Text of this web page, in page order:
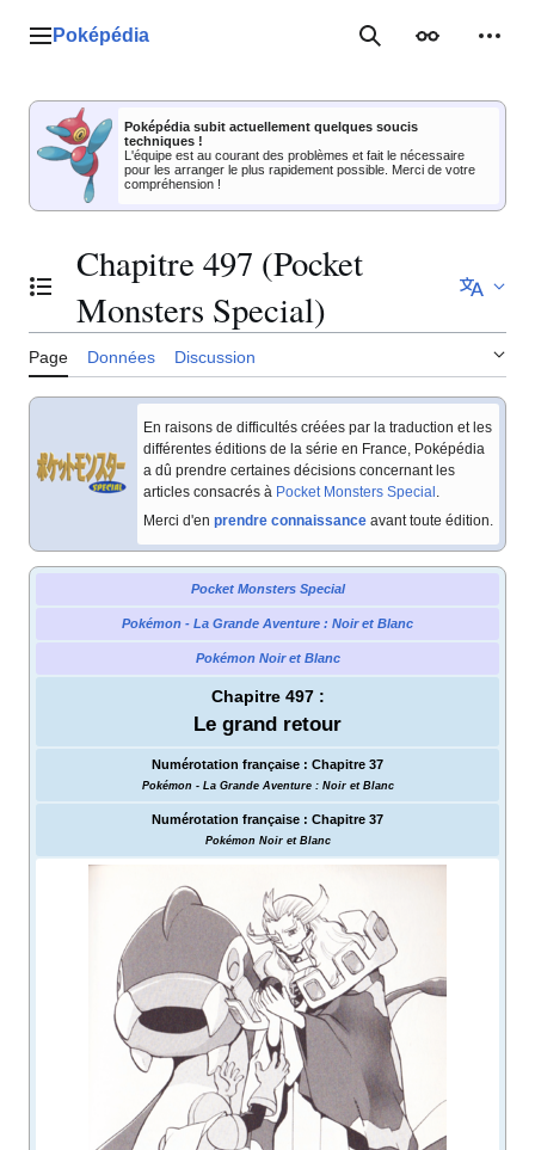
Menu principal
Poképédia RechercherApparence
Poképédia subit actuellement quelques soucis
techniques !
L'équipe est au courant des problèmes et fait le nécessaire
pour les arranger le plus rapidement possible. Merci de votre
compréhension !
Basculer la table des matières
Chapitre 497 (Pocket
Monsters Special)
Page Données Discussion
En raisons de difficultés créées par la traduction et les
différentes éditions de la série en France, Poképédia
a dû prendre certaines décisions concernant les
articles consacrés à Pocket Monsters Special.
Merci d'en prendre connaissance avant toute édition.
Pocket Monsters Special
Pokémon - La Grande Aventure : Noir et Blanc
Pokémon Noir et Blanc
Chapitre 497 :
Le grand retour
Numérotation française : Chapitre 37
Pokémon - La Grande Aventure : Noir et Blanc
Numérotation française : Chapitre 37
Pokémon Noir et Blanc